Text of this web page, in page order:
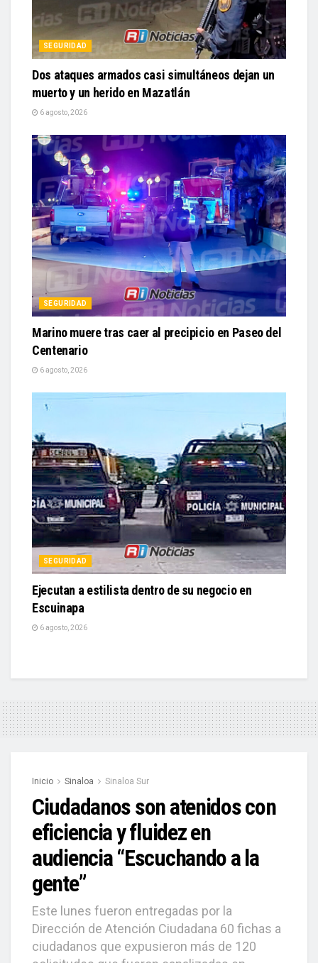
SEGURIDAD
Dos ataques armados casi simultáneos dejan un
muerto y un herido en Mazatlán
6 agosto, 2026
SEGURIDAD
Marino muere tras caer al precipicio en Paseo del
Centenario
6 agosto, 2026
SEGURIDAD
Ejecutan a estilista dentro de su negocio en
Escuinapa
6 agosto, 2026
Inicio Sinaloa Sinaloa Sur
Ciudadanos son atenidos con
eficiencia y fluidez en
audiencia “Escuchando a la
gente”
Este lunes fueron entregadas por la
Dirección de Atención Ciudadana 60 fichas a
ciudadanos que expusieron más de 120